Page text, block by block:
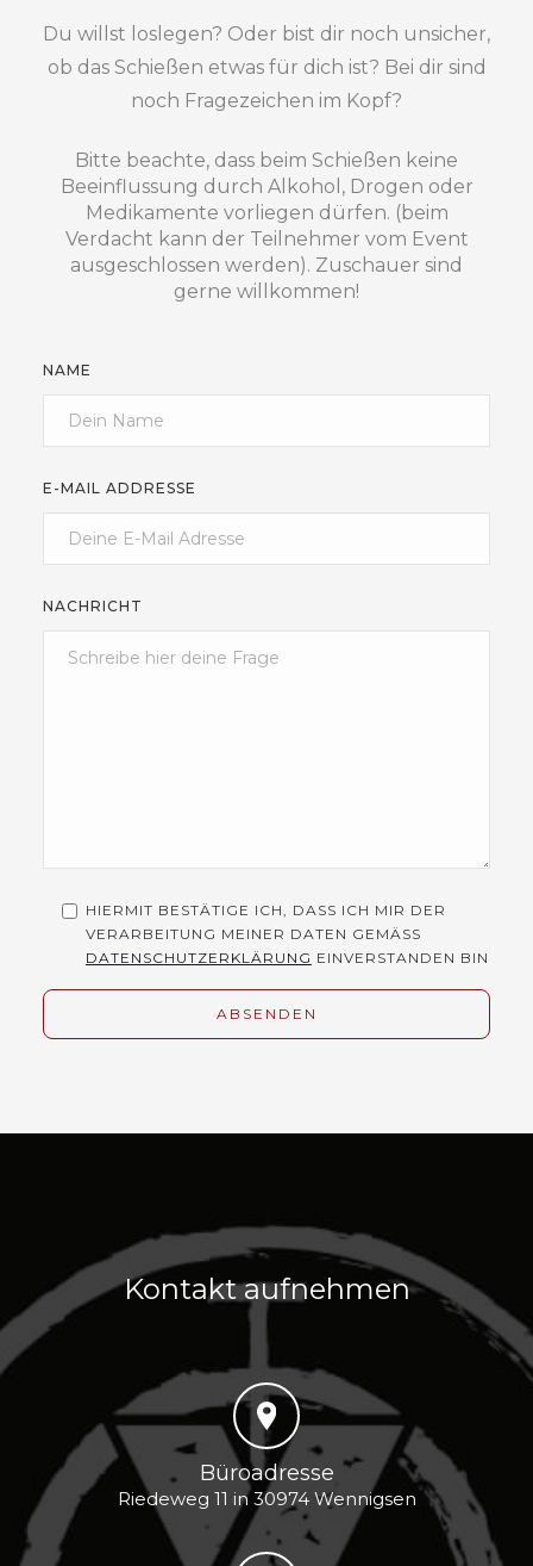
Du willst loslegen? Oder bist dir noch unsicher,
ob das Schießen etwas für dich ist? Bei dir sind
noch Fragezeichen im Kopf?
Bitte beachte, dass beim Schießen keine
Beeinflussung durch Alkohol, Drogen oder
Medikamente vorliegen dürfen. (beim
Verdacht kann der Teilnehmer vom Event
ausgeschlossen werden). Zuschauer sind
gerne willkommen!
NAME
E-MAIL ADDRESSE
NACHRICHT
HIERMIT BESTÄTIGE ICH, DASS ICH MIR DER
VERARBEITUNG MEINER DATEN GEMÄSS
DATENSCHUTZERKLÄRUNG EINVERSTANDEN BIN
Kontakt aufnehmen
Büroadresse
Riedeweg 11 in 30974 Wennigsen